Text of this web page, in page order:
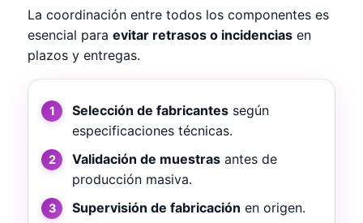
La coordinación entre todos los componentes es
esencial para evitar retrasos o incidencias en
plazos y entregas.
Selección de fabricantes según
especificaciones técnicas.
Validación de muestras antes de
producción masiva.
Supervisión de fabricación en origen.